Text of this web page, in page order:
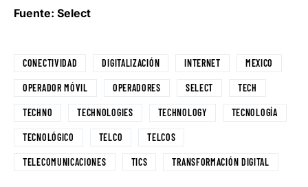
Fuente: Select
CONECTIVIDAD DIGITALIZACIÓN INTERNET MEXICO
OPERADOR MÓVIL OPERADORES SELECT TECH
TECHNO TECHNOLOGIES TECHNOLOGY TECNOLOGÍA
TECNOLÓGICO TELCO TELCOS
TELECOMUNICACIONES TICS TRANSFORMACIÓN DIGITAL